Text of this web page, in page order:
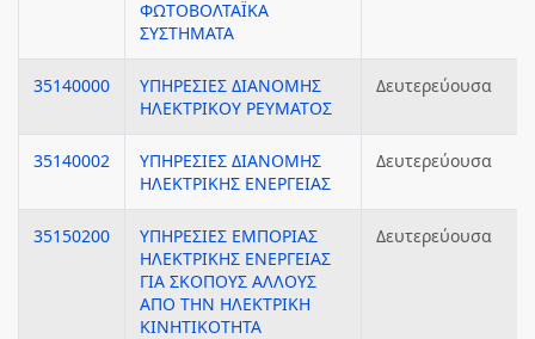
ΦΩΤΟΒΟΛΤΑΪΚΑ
ΣΥΣΤΗΜΑΤΑ
35140000
ΥΠΗΡΕΣΙΕΣ ΔΙΑΝΟΜΗΣ
ΗΛΕΚΤΡΙΚΟΥ ΡΕΥΜΑΤΟΣ
Δευτερεύουσα
35140002
ΥΠΗΡΕΣΙΕΣ ΔΙΑΝΟΜΗΣ
ΗΛΕΚΤΡΙΚΗΣ ΕΝΕΡΓΕΙΑΣ
Δευτερεύουσα
35150200
ΥΠΗΡΕΣΙΕΣ ΕΜΠΟΡΙΑΣ
ΗΛΕΚΤΡΙΚΗΣ ΕΝΕΡΓΕΙΑΣ
ΓΙΑ ΣΚΟΠΟΥΣ ΑΛΛΟΥΣ
ΑΠΟ ΤΗΝ ΗΛΕΚΤΡΙΚΗ
ΚΙΝΗΤΙΚΟΤΗΤΑ
Δευτερεύουσα